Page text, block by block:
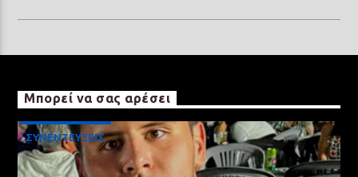
Μπορεί να σας αρέσει
ΣΥΝΕΝΤΕΥΞΕΙΣ